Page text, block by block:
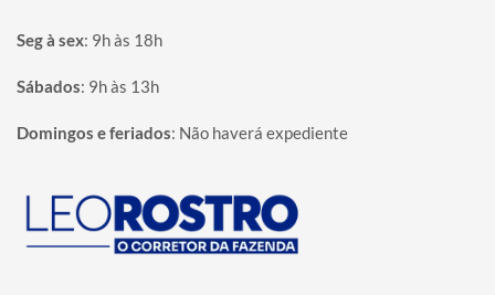
Seg à sex: 9h às 18h
Sábados: 9h às 13h
Domingos e feriados: Não haverá expediente
Página inicial